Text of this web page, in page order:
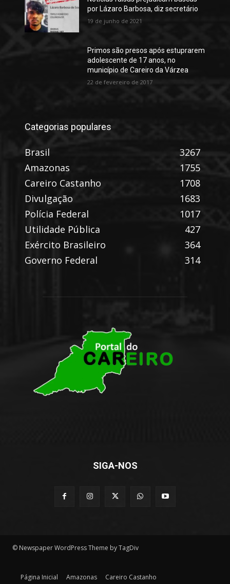
por Lázaro Barbosa, diz secretário
19 de junho de 2021
Primos são presos após estuprarem
adolescente de 17 anos, no
município de Careiro da Várzea
22 de fevereiro de 2017
Categorias populares
Brasil
3267
Amazonas
1755
Careiro Castanho
1708
Divulgação
1683
Polícia Federal
1017
Utilidade Pública
427
Exército Brasileiro
364
Governo Federal
314
SIGA-NOS
© Newspaper WordPress Theme by TagDiv
Página Inicial Amazonas
Careiro Castanho